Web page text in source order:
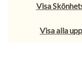
Visa
Visa alla